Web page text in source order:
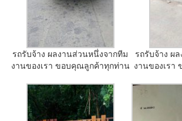
รถรับจ้าง ผลงานส่วนหนึ่งจากทีม
งานของเรา ขอบคุณลูกค้าทุกท่าน
รถรับจ้าง ผ
งานของเร